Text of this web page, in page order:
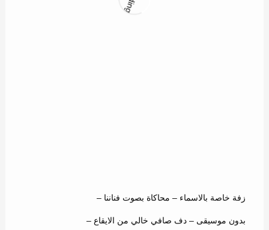
زفة خاصة بالاسماء – محاكاة بصوت فناننا –
بدون موسيقى – دف صافي خالي من الايقاع –